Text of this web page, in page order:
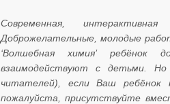
Современная,
Доброжелательные, молодые
‘Волшебная химия’ ребёнок
взаимодействуют с детьми.
читателей), если Ваш ребёнок
пожалуйста, присутствуйте